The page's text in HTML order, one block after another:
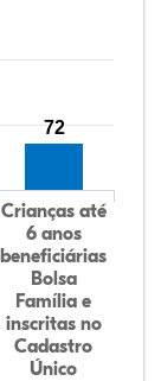
Crianças até
6 anos
beneficiárias
Bolsa
Família e
inscritas no
Cadastro
Único
72